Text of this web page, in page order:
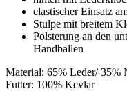
elastischer Einsatz
Stulpe mit breitem
Polsterung an den
Handballen
Material: 65% Leder/ 35%
Futter: 100% Kevlar